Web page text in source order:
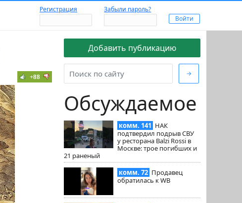
Регистрация Забыли пароль?
Добавить публикацию
→
Обсуждаемое
комм. 141 НАК
подтвердил подрыв СВУ
у ресторана Balzi Rossi в
Москве: трое погибших и
21 раненый
комм. 72 Продавец
обратилась к WB
+88